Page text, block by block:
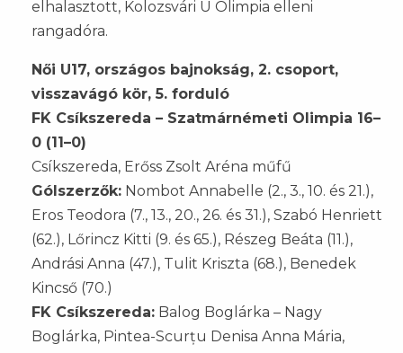
elhalasztott, Kolozsvári U Olimpia elleni
rangadóra.
Női U17, országos bajnokság, 2. csoport,
visszavágó kör, 5. forduló
FK Csíkszereda – Szatmárnémeti Olimpia 16–
0 (11–0)
Csíkszereda, Erőss Zsolt Aréna műfű
Gólszerzők: Nombot Annabelle (2., 3., 10. és 21.),
Eros Teodora (7., 13., 20., 26. és 31.), Szabó Henriett
(62.), Lőrincz Kitti (9. és 65.), Részeg Beáta (11.),
Andrási Anna (47.), Tulit Kriszta (68.), Benedek
Kincső (70.)
FK Csíkszereda: Balog Boglárka – Nagy
Boglárka, Pintea-Scurțu Denisa Anna Mária,